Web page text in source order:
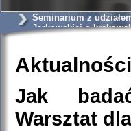
Seminarium z
Jarkowskiej o
Aktualności
Jak
Warsztat